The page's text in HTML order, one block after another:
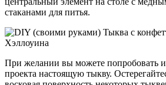
стаканами для питья.
При желании вы можете попробовать
проекта настоящую тыкву.